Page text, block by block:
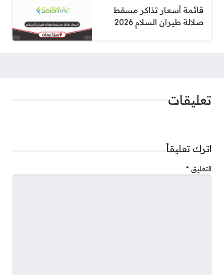
قائمة أسعار تذاكر مسقط
صلالة طيران السلام 2026
تعليقات
اترك تعليقاً
التعليق *